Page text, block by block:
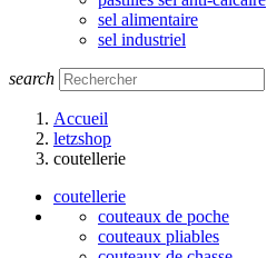
sel alimentaire
sel industriel
search
Accueil
letzshop
coutellerie
coutellerie
couteaux de poche
couteaux pliables